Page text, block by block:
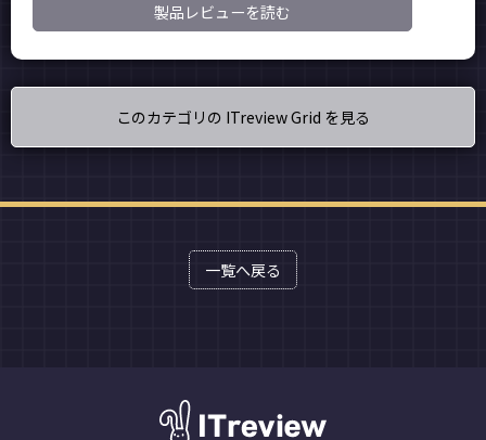
製品レビューを読む
このカテゴリの ITreview Grid を見る
一覧へ戻る